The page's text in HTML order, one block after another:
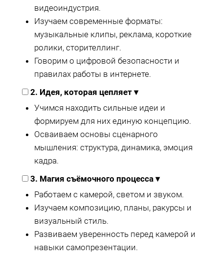
видеоиндустрия.
Изучаем современные форматы:
музыкальные клипы, реклама, короткие
ролики, сторителлинг.
Говорим о цифровой безопасности и
правилах работы в интернете.
2. Идея, которая цепляет ▾
Учимся находить сильные идеи и
формируем для них единую концепцию.
Осваиваем основы сценарного
мышления: структура, динамика, эмоция
кадра.
3. Магия съёмочного процесса ▾
Работаем с камерой, светом и звуком.
Изучаем композицию, планы, ракурсы и
визуальный стиль.
Развиваем уверенность перед камерой и
навыки самопрезентации.